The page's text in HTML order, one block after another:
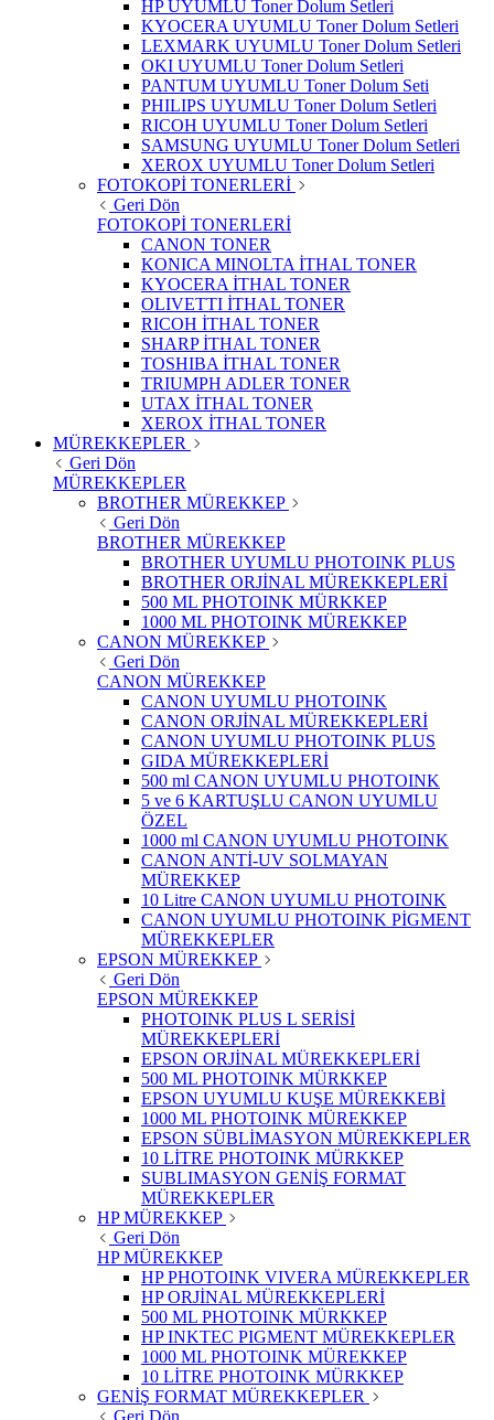
HP UYUMLU Toner Dolum Setleri
KYOCERA UYUMLU Toner Dolum Setleri
LEXMARK UYUMLU Toner Dolum Setleri
OKI UYUMLU Toner Dolum Setleri
PANTUM UYUMLU Toner Dolum Seti
PHILIPS UYUMLU Toner Dolum Setleri
RICOH UYUMLU Toner Dolum Setleri
SAMSUNG UYUMLU Toner Dolum Setleri
XEROX UYUMLU Toner Dolum Setleri
FOTOKOPİ TONERLERİ
Geri Dön
FOTOKOPİ TONERLERİ
CANON TONER
KONICA MINOLTA İTHAL TONER
KYOCERA İTHAL TONER
OLIVETTI İTHAL TONER
RICOH İTHAL TONER
SHARP İTHAL TONER
TOSHIBA İTHAL TONER
TRIUMPH ADLER TONER
UTAX İTHAL TONER
XEROX İTHAL TONER
MÜREKKEPLER
Geri Dön
MÜREKKEPLER
BROTHER MÜREKKEP
Geri Dön
BROTHER MÜREKKEP
BROTHER UYUMLU PHOTOINK PLUS
BROTHER ORJİNAL MÜREKKEPLERİ
500 ML PHOTOINK MÜRKKEP
1000 ML PHOTOINK MÜREKKEP
CANON MÜREKKEP
Geri Dön
CANON MÜREKKEP
CANON UYUMLU PHOTOINK
CANON ORJİNAL MÜREKKEPLERİ
CANON UYUMLU PHOTOINK PLUS
GIDA MÜREKKEPLERİ
500 ml CANON UYUMLU PHOTOINK
5 ve 6 KARTUŞLU CANON UYUMLU
ÖZEL
1000 ml CANON UYUMLU PHOTOINK
CANON ANTİ-UV SOLMAYAN
MÜREKKEP
10 Litre CANON UYUMLU PHOTOINK
CANON UYUMLU PHOTOINK PİGMENT
MÜREKKEPLER
EPSON MÜREKKEP
Geri Dön
EPSON MÜREKKEP
PHOTOINK PLUS L SERİSİ
MÜREKKEPLERİ
EPSON ORJİNAL MÜREKKEPLERİ
500 ML PHOTOINK MÜRKKEP
EPSON UYUMLU KUŞE MÜREKKEBİ
1000 ML PHOTOINK MÜREKKEP
EPSON SÜBLİMASYON MÜREKKEPLER
10 LİTRE PHOTOINK MÜRKKEP
SUBLIMASYON GENİŞ FORMAT
MÜREKKEPLER
HP MÜREKKEP
Geri Dön
HP MÜREKKEP
HP PHOTOINK VIVERA MÜREKKEPLER
HP ORJİNAL MÜREKKEPLERİ
500 ML PHOTOINK MÜRKKEP
HP INKTEC PIGMENT MÜREKKEPLER
1000 ML PHOTOINK MÜREKKEP
10 LİTRE PHOTOINK MÜRKKEP
GENİŞ FORMAT MÜREKKEPLER
Geri Dön